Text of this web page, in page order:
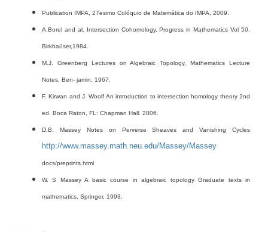
Publication IMPA, 27esimo Colóquio de Matemática do IMPA, 2009.
A.Borel and al. Intersection Cohomology, Progress in Mathematics Vol 50,
Birkhaüser,1984.
M.J. Greenberg Lectures on Algebraic Topology, Mathematics Lecture
Notes, Ben- jamin, 1967.
F. Kirwan and J. Woolf An introduction to intersection homology theory 2nd
ed. Boca Raton, FL: Chapman Hall. 2006.
D.B. Massey Notes on Perverse Sheaves and Vanishing Cycles
http://www.massey.math.neu.edu/Massey/Massey
docs/preprints.html
W. S Massey A basic course in algebraic topology Graduate texts in
mathematics, Springer, 1993.